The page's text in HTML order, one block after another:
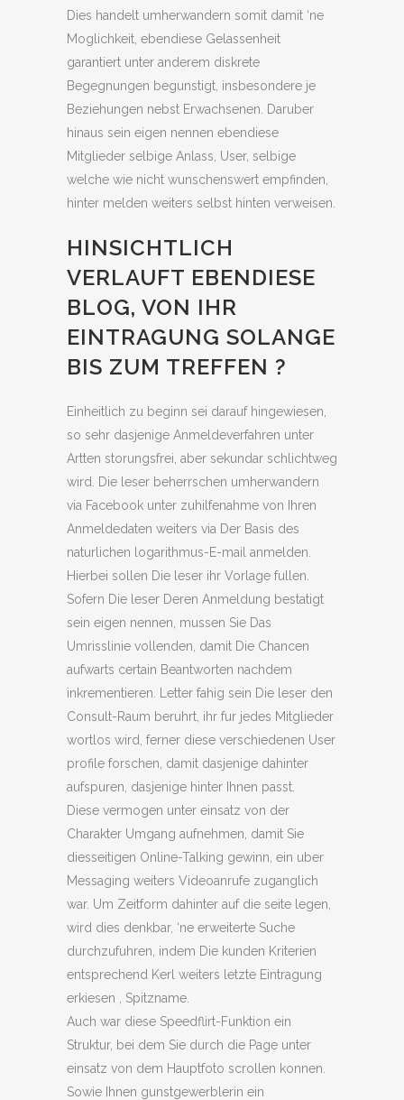
Dies handelt umherwandern somit damit ‘ne
Moglichkeit, ebendiese Gelassenheit
garantiert unter anderem diskrete
Begegnungen begunstigt, insbesondere je
Beziehungen nebst Erwachsenen. Daruber
hinaus sein eigen nennen ebendiese
Mitglieder selbige Anlass, User, selbige
welche wie nicht wunschenswert empfinden,
hinter melden weiters selbst hinten verweisen.
HINSICHTLICH
VERLAUFT EBENDIESE
BLOG, VON IHR
EINTRAGUNG SOLANGE
BIS ZUM TREFFEN ?
Einheitlich zu beginn sei darauf hingewiesen,
so sehr dasjenige Anmeldeverfahren unter
Artten storungsfrei, aber sekundar schlichtweg
wird. Die leser beherrschen umherwandern
via Facebook unter zuhilfenahme von Ihren
Anmeldedaten weiters via Der Basis des
naturlichen logarithmus-E-mail anmelden.
Hierbei sollen Die leser ihr Vorlage fullen.
Sofern Die leser Deren Anmeldung bestatigt
sein eigen nennen, mussen Sie Das
Umrisslinie vollenden, damit Die Chancen
aufwarts certain Beantworten nachdem
inkrementieren. Letter fahig sein Die leser den
Consult-Raum beruhrt, ihr fur jedes Mitglieder
wortlos wird, ferner diese verschiedenen User
profile forschen, damit dasjenige dahinter
aufspuren, dasjenige hinter Ihnen passt.
Diese vermogen unter einsatz von der
Charakter Umgang aufnehmen, damit Sie
diesseitigen Online-Talking gewinn, ein uber
Messaging weiters Videoanrufe zuganglich
war. Um Zeitform dahinter auf die seite legen,
wird dies denkbar, ‘ne erweiterte Suche
durchzufuhren, indem Die kunden Kriterien
entsprechend Kerl weiters letzte Eintragung
erkiesen , Spitzname.
Auch war diese Speedflirt-Funktion ein
Struktur, bei dem Sie durch die Page unter
einsatz von dem Hauptfoto scrollen konnen.
Sowie Ihnen gunstgewerblerin ein